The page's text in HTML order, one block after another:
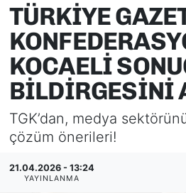
TÜRKİYE
KOCAELİ
BİLDİRGESİNİ
TGK’dan, medya
çözüm önerileri!
21.04.2026 - 13:24
YAYINLANMA
Üyelerimiz
Tüzüğümüz
Üye Başvurusu
Üyelerimiz
Başkanlarımız
Tüzüğümüz